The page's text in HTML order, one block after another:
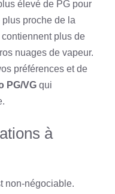
élevé de PG pour
proche de la
plus de
nuages de vapeur.
préférences et de
PG/VG qui
à
non-négociable.